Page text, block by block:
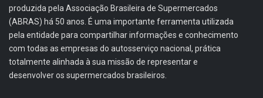
produzida pela Associação Brasileira de Supermercados
(ABRAS) há 50 anos. É uma importante ferramenta utilizada
pela entidade para compartilhar informações e conhecimento
com todas as empresas do autosserviço nacional, prática
totalmente alinhada à sua missão de representar e
desenvolver os supermercados brasileiros.